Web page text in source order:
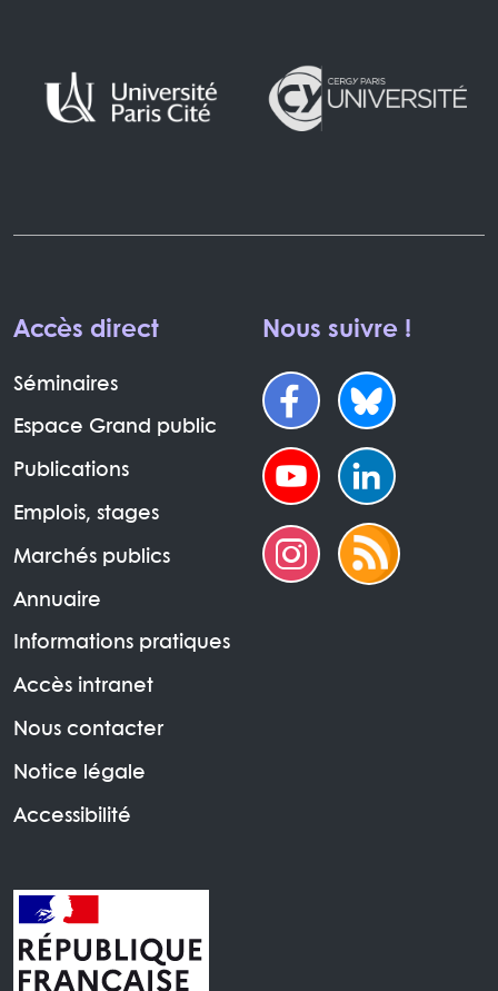
Accès direct
Séminaires
Espace Grand public
Publications
Emplois, stages
Marchés publics
Annuaire
Informations pratiques
Accès intranet
Nous contacter
Notice légale
Accessibilité
Nous suivre !